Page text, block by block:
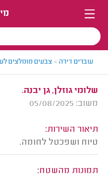
עוברים דירה > צבעים מומלצים
שלומי גוזלן, גן יבנה.
משוב: 05/08/2025
תיאור השירות:
טיוח ושפכטל לחומה.
תמונות מהשטח: